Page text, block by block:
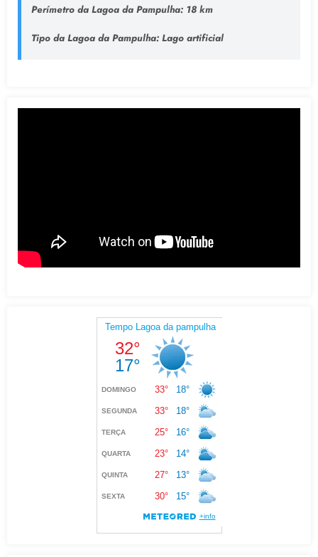
Perímetro da Lagoa da Pampulha:18 km
Tipo da Lagoa da Pampulha: Lago artificial